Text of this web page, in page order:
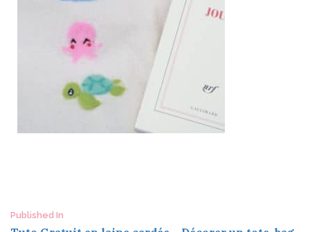
Post
Published In